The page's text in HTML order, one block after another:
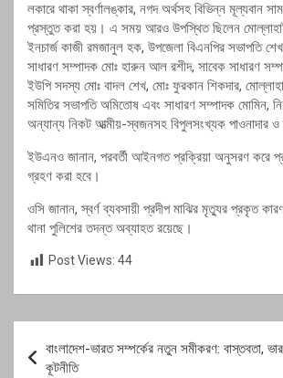
লকারে থাকা স্বর্ণালঙ্কার, নগদ অর্থসহ বিভিন্ন মূল্যবান
প্রস্তুত করা হয়। এ সময় আরও উপস্থিত ছিলেন
ইনচার্জ কাজী রমজানুল হক, উপজেলা বিএনপির সভাপতি
সাধারণ সম্পাদক মোঃ হারুন আল রশীদ, সাবেক সাধারণ
ইউপি সদস্য মোঃ বাদল শেখ, মোঃ ফুরকান শিকদার,
সমিতির সভাপতি অমিতোষ এবং সাধারণ সম্পাদক মোমিন,
অন্যান্য নিকট আত্মীয়-স্বজনসহ বিপুলসংখ্যক পাওনাদার ও
ইউএনও জানান, পরবর্তী আইনগত প্রক্রিয়া অনুসরণ করে
গ্রহণ করা হবে।
ওসি জানান, স্বর্ণ ব্যবসায়ী প্রদীপ মাঝির মৃত্যুর প্রকৃত
থানা পুলিশের তদন্ত অব্যাহত রয়েছে।
Post Views: 44
navigation
বাংলাদেশ-ভারত সম্পর্কের নতুন সমীকরণ: বাস্তবতা,
কূটনীতি